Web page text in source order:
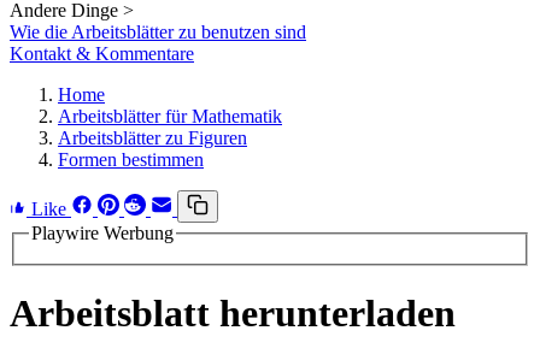
Andere Dinge >
Wie die Arbeitsblätter zu benutzen sind
Kontakt & Kommentare
Home
Arbeitsblätter für Mathematik
Arbeitsblätter zu Figuren
Formen bestimmen
Like
Playwire Werbung
Arbeitsblatt herunterladen